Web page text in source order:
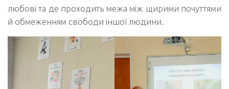
любові та де проходить межа між щирими почуттями
й обмеженням свободи іншої людини.